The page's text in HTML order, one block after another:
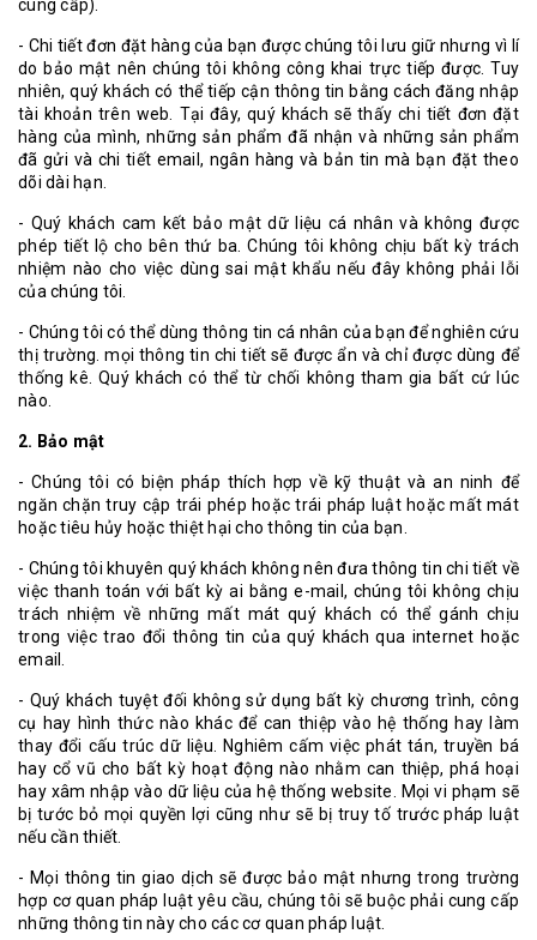
cung cấp).
- Chi tiết đơn đặt hàng của bạn được chúng tôi lưu giữ nhưng vì lí
do bảo mật nên chúng tôi không công khai trực tiếp được. Tuy
nhiên, quý khách có thể tiếp cận thông tin bằng cách đăng nhập
tài khoản trên web. Tại đây, quý khách sẽ thấy chi tiết đơn đặt
hàng của mình, những sản phẩm đã nhận và những sản phẩm
đã gửi và chi tiết email, ngân hàng và bản tin mà bạn đặt theo
dõi dài hạn.
- Quý khách cam kết bảo mật dữ liệu cá nhân và không được
phép tiết lộ cho bên thứ ba. Chúng tôi không chịu bất kỳ trách
nhiệm nào cho việc dùng sai mật khẩu nếu đây không phải lỗi
của chúng tôi.
- Chúng tôi có thể dùng thông tin cá nhân của bạn để nghiên cứu
thị trường. mọi thông tin chi tiết sẽ được ẩn và chỉ được dùng để
thống kê. Quý khách có thể từ chối không tham gia bất cứ lúc
nào.
2. Bảo mật
- Chúng tôi có biện pháp thích hợp về kỹ thuật và an ninh để
ngăn chặn truy cập trái phép hoặc trái pháp luật hoặc mất mát
hoặc tiêu hủy hoặc thiệt hại cho thông tin của bạn.
- Chúng tôi khuyên quý khách không nên đưa thông tin chi tiết về
việc thanh toán với bất kỳ ai bằng e-mail, chúng tôi không chịu
trách nhiệm về những mất mát quý khách có thể gánh chịu
trong việc trao đổi thông tin của quý khách qua internet hoặc
email.
- Quý khách tuyệt đối không sử dụng bất kỳ chương trình, công
cụ hay hình thức nào khác để can thiệp vào hệ thống hay làm
thay đổi cấu trúc dữ liệu. Nghiêm cấm việc phát tán, truyền bá
hay cổ vũ cho bất kỳ hoạt động nào nhằm can thiệp, phá hoại
hay xâm nhập vào dữ liệu của hệ thống website. Mọi vi phạm sẽ
bị tước bỏ mọi quyền lợi cũng như sẽ bị truy tố trước pháp luật
nếu cần thiết.
- Mọi thông tin giao dịch sẽ được bảo mật nhưng trong trường
hợp cơ quan pháp luật yêu cầu, chúng tôi sẽ buộc phải cung cấp
những thông tin này cho các cơ quan pháp luật.